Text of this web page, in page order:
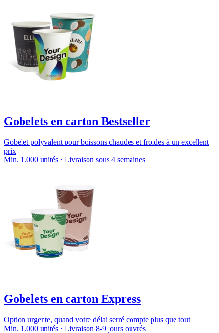
Gobelets en carton Bestseller
Gobelet polyvalent pour boissons chaudes et froides à un excellent
prix
Min. 1.000 unités · Livraison sous 4 semaines
Gobelets en carton Express
Option urgente, quand votre délai serré compte plus que tout
Min. 1.000 unités · Livraison 8-9 jours ouvrés